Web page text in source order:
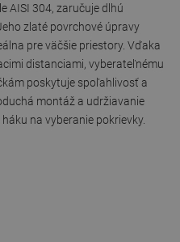
AISI 304, zaručuje dlhú
zlaté povrchové úpravy
pre väčšie priestory. Vďaka
distanciami, vyberateľnému
poskytuje spoľahlivosť a
montáž a udržiavanie
na vyberanie pokrievky.